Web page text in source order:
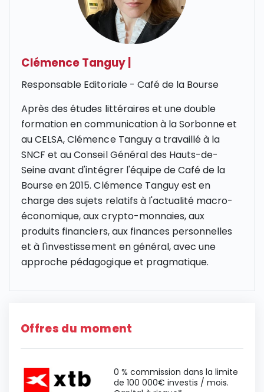
Clémence Tanguy
Responsable Editoriale - Café de la Bourse
Après des études littéraires et une double
formation en communication à la Sorbonne et
au CELSA, Clémence Tanguy a travaillé à la
SNCF et au Conseil Général des Hauts-de-
Seine avant d'intégrer l'équipe de Café de la
Bourse en 2015. Clémence Tanguy est en
charge des sujets relatifs à l'actualité macro-
économique, aux crypto-monnaies, aux
produits financiers, aux finances personnelles
et à l'investissement en général, avec une
approche pédagogique et pragmatique.
Offres du moment
0 % commission dans la limite
de 100 000€ investis / mois.